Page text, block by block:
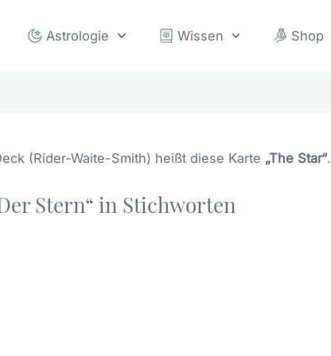
Astrologie Wissen Shop
(Rider-Waite-Smith) heißt diese Karte „The Star“.
Stern“ in Stichworten